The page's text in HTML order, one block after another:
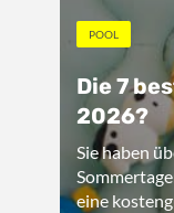
POOL
Die 7
2026?
Sie haben
eine